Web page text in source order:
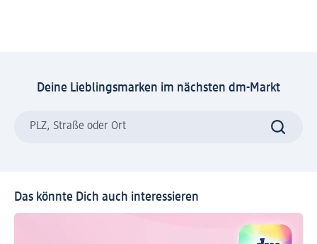
Deine Lieblingsmarken im nächsten dm-Markt
PLZ, Straße oder Ort
Das könnte Dich auch interessieren